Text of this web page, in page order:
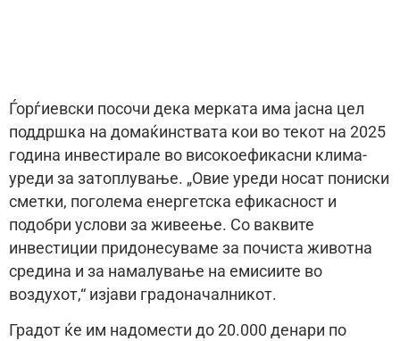
Ѓорѓиевски посочи дека мерката има јасна цел
поддршка на домаќинствата кои во текот на 2025
година инвестирале во високоефикасни клима-
уреди за затоплување. „Овие уреди носат пониски
сметки, поголема енергетска ефикасност и
подобри услови за живеење. Со ваквите
инвестиции придонесуваме за почиста животна
средина и за намалување на емисиите во
воздухот,“ изјави градоначалникот.
Градот ќе им надомести до 20.000 денари по